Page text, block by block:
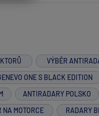
VÝBĚR
ONE S BLACK EDITION
ANTIRADARY POLSKO
MOTORCE RADARY